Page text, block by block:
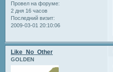
Провел на форуме:
2 дня 16 часов
Последний визит:
2009-03-01 20:10:06
Like_No_Other
GOLDEN